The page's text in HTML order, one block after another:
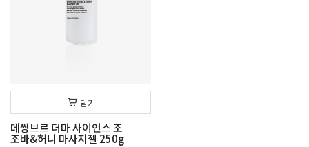
담기
데쌍브르 더마 사이언스 조
조바&허니 마사지젤 250g